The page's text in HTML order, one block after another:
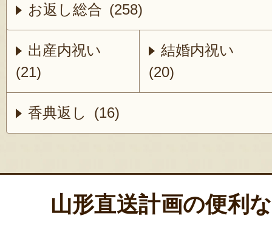
お返し総合 (258)
出産内祝い
(21)
結婚内祝い
(20)
香典返し (16)
山形直送計画の便利